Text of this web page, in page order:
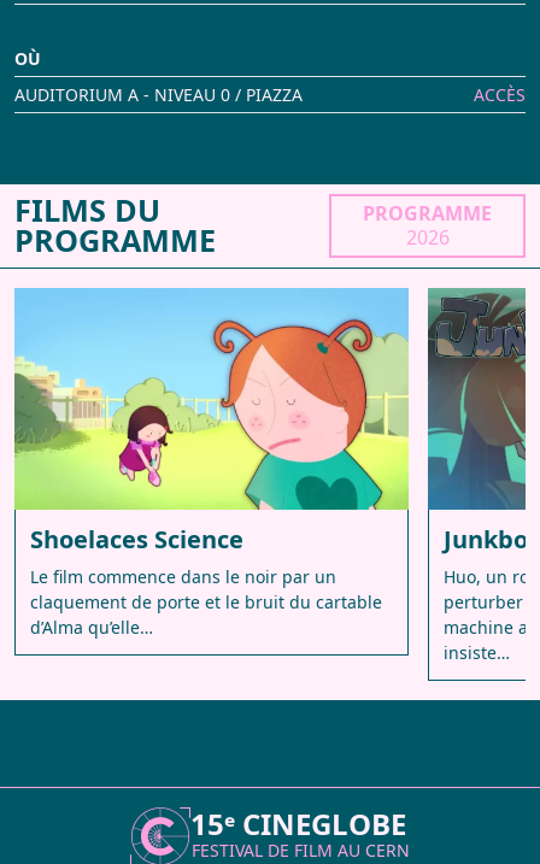
OÙ
AUDITORIUM A - NIVEAU 0 / PIAZZA
ACCÈS
FILMS DU
PROGRAMME
PROGRAMME
2026
Shoelaces Science
Le film commence dans le noir par un
claquement de porte et le bruit du cartable
d’Alma qu’elle…
Junkbot
Huo, un
perturber
machine
insiste…
15ᵉ CINEGLOBE
FESTIVAL DE FILM AUCERN